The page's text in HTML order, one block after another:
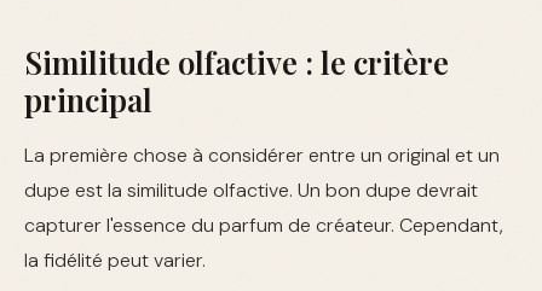
Similitude olfactive : le critère
principal
La première chose à considérer entre un original et un
dupe est la similitude olfactive. Un bon dupe devrait
capturer l'essence du parfum de créateur. Cependant,
la fidélité peut varier.